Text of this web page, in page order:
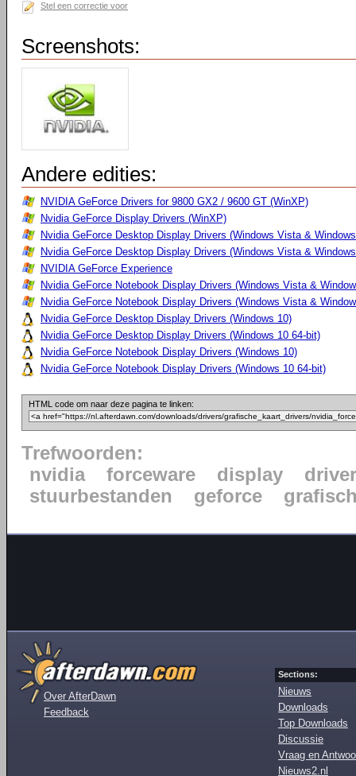
Stel een correctie voor
Screenshots:
Andere edities:
NVIDIA GeForce Drivers for 9800 GX2 / 9600 GT (WinXP)
Nvidia GeForce Display Drivers (WinXP)
Nvidia GeForce Desktop Display Drivers (Windows Vista &
Nvidia GeForce Desktop Display Drivers (Windows Vista &
NVIDIA GeForce Experience
Nvidia GeForce Notebook Display Drivers (Windows Vista &
Nvidia GeForce Notebook Display Drivers (Windows Vista &
Nvidia GeForce Desktop Display Drivers (Windows 10)
Nvidia GeForce Desktop Display Drivers (Windows 10 64-bit)
Nvidia GeForce Notebook Display Drivers (Windows 10)
Nvidia GeForce Notebook Display Drivers (Windows 10 64-bit)
HTML code om naar deze pagina te linken:
Trefwoorden:
nvidia
forceware display
driver
stuurbestanden
geforce
Over AfterDawn
Feedback
Sections:
Nieuws
Downloads
Top Downloads
Discussie
Vraag en
Nieuws2.nl